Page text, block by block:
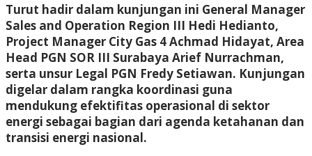
Turut hadir dalam kunjungan ini General Manager
Sales and Operation Region III Hedi Hedianto,
Project Manager City Gas 4 Achmad Hidayat, Area
Head PGN SOR III Surabaya Arief Nurrachman,
serta unsur Legal PGN Fredy Setiawan. Kunjungan
digelar dalam rangka koordinasi guna
mendukung efektifitas operasional di sektor
energi sebagai bagian dari agenda ketahanan dan
transisi energi nasional.